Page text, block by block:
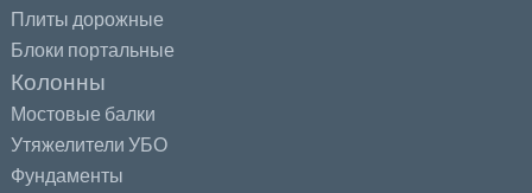
Плиты дорожные
Блоки портальные
Колонны
Мостовые балки
Утяжелители УБО
Фундаменты